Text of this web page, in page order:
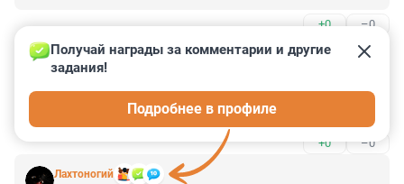
старит лет на 10 и делает из меня Бабу-Ягу, потому что
выделяет резкие черты в лице. Я могу носить шапки
только светлых холодных оттенков. По той же
мне как раз декор подходит. Не весь (помпоны -
точно нет), но стразы и бусины точно. Вариант шапки
с большим цветком и стразами, который автор статьи
советует "забыть", как раз мой вариант, только
требуется другой цвет.
+0 –0
Гость
13 ноября 2024, 13:37
Послушайте песню "Лыжник", и вам сразу захочется
нестись "в красной шапке с зеленым пумпоном"...
+0 –0
Лахтоногий
Получай награды за комментарии и другие
задания!
Подробнее в профиле